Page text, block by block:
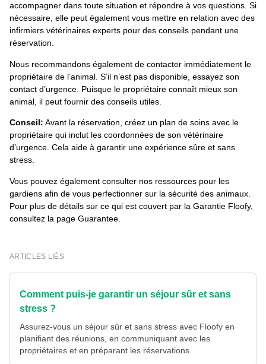
accompagner dans toute situation et répondre à vos questions. Si
nécessaire, elle peut également vous mettre en relation avec des
infirmiers vétérinaires experts pour des conseils pendant une
réservation.
Nous recommandons également de contacter immédiatement le
propriétaire de l’animal. S’il n’est pas disponible, essayez son
contact d’urgence. Puisque le propriétaire connaît mieux son
animal, il peut fournir des conseils utiles.
Conseil: Avant la réservation, créez un plan de soins avec le
propriétaire qui inclut les coordonnées de son vétérinaire
d’urgence. Cela aide à garantir une expérience sûre et sans
stress.
Vous pouvez également consulter nos ressources pour les
gardiens afin de vous perfectionner sur la sécurité des animaux.
Pour plus de détails sur ce qui est couvert par la Garantie Floofy,
consultez la page Guarantee.
ARTICLES LIÉS
Comment puis-je garantir un séjour sûr et sans
stress ?
Assurez-vous un séjour sûr et sans stress avec Floofy en
planifiant des réunions, en communiquant avec les
propriétaires et en préparant les réservations.